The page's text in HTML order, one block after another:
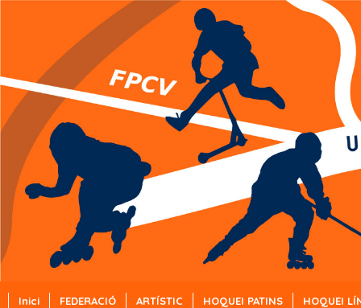
Inici FEDERACIÓ ARTÍSTIC HOQUEI PATINS
HOQUEI